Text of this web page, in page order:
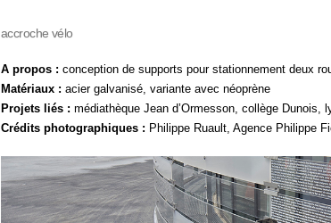
accroche vélo
A propos : conception de supports pour stationnement deux
Matériaux : acier galvanisé, variante avec néoprène
Projets liés : médiathèque Jean d’Ormesson, collège Dunois,
Crédits photographiques : Philippe Ruault, Agence Philippe